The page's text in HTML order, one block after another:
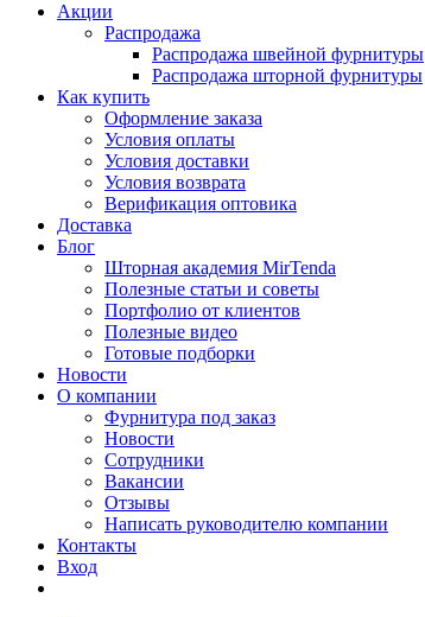
Акции
Распродажа
Распродажа швейной фурнитуры
Распродажа шторной фурнитуры
Как купить
Оформление заказа
Условия оплаты
Условия доставки
Условия возврата
Верификация оптовика
Доставка
Блог
Шторная академия MirTenda
Полезные статьи и советы
Портфолио от клиентов
Полезные видео
Готовые подборки
Новости
О компании
Фурнитура под заказ
Новости
Сотрудники
Вакансии
Отзывы
Написать руководителю компании
Контакты
Вход